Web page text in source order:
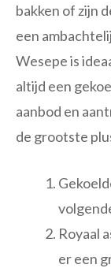
bakken of zijn
een
Wesepe is
altijd een
aanbod en
de grootste
Royaal
er een